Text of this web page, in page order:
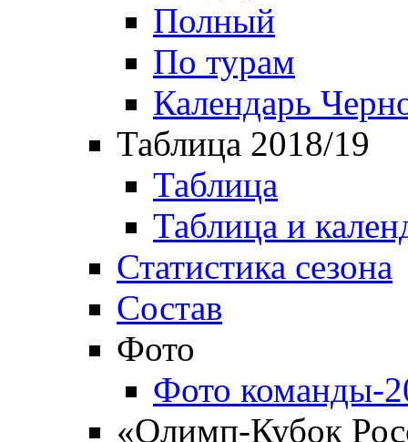
Полный
По турам
Календарь
Таблица 2018/19
Таблица
Таблица и
Статистика сезона
Состав
Фото
Фото команды-
«Олимп-Кубок